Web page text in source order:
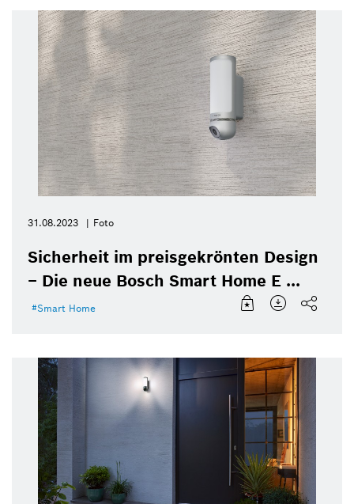
31.08.2023 Foto
Sicherheit im preisgekrönten Design
– Die neue Bosch Smart Home E ...
Smart Home